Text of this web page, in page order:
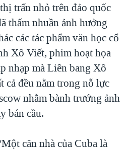
VỌNG TỪ NÔNG THÔN MỸ
trấn nhỏ trên đảo quốc
thấm nhuần ảnh hưởng
các tác phẩm văn học cổ
Xô Viết, phim hoạt họa
nhạp mà Liên bang Xô
cả đều nằm trong nỗ lực
nhằm bành trướng ảnh
bán cầu.
căn nhà của Cuba là